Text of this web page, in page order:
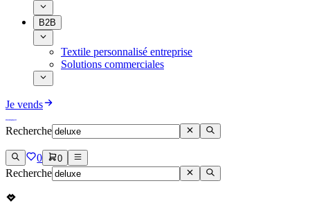
B2B
Textile personnalisé entreprise
Solutions commerciales
Je vends
Recherche
0 0
Recherche